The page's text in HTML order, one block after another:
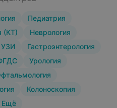
Педиатрия
(КТ)
Неврология
УЗИ
Гастроэнтерология
Урология
Колоноскопия
Ещё